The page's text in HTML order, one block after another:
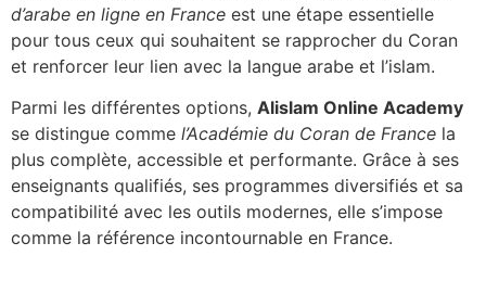
d’arabe en ligne en France est une étape essentielle
pour tous ceux qui souhaitent se rapprocher du Coran
et renforcer leur lien avec la langue arabe et l’islam.
Parmi les différentes options, Alislam Online Academy
se distingue comme l’Académie du Coran de France la
plus complète, accessible et performante. Grâce à ses
enseignants qualifiés, ses programmes diversifiés et sa
compatibilité avec les outils modernes, elle s’impose
comme la référence incontournable en France.